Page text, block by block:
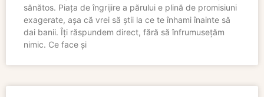
sănătos. Piața de îngrijire a părului e plină de promisiuni
exagerate, așa că vrei să știi la ce te înhami înainte să
dai banii. Îți răspundem direct, fără să înfrumusețăm
nimic. Ce face și